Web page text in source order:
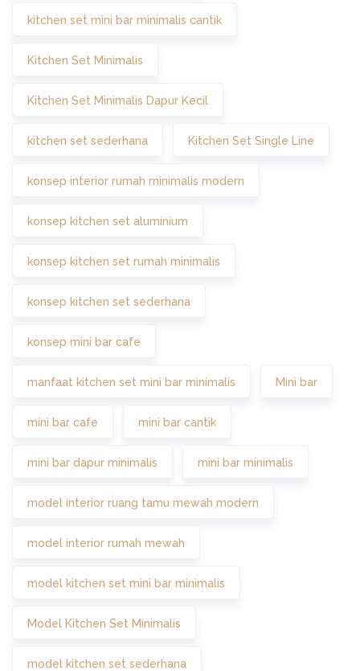
kitchen set mini bar minimalis cantik
Kitchen Set Minimalis
Kitchen Set Minimalis Dapur Kecil
kitchen set sederhana Kitchen Set Single Line
konsep interior rumah minimalis modern
konsep kitchen set aluminium
konsep kitchen set rumah minimalis
konsep kitchen set sederhana
konsep mini bar cafe
manfaat kitchen set mini bar minimalis Mini bar
mini bar cafe mini bar cantik
mini bar dapur minimalis mini bar minimalis
model interior ruang tamu mewah modern
model interior rumah mewah
model kitchen set mini bar minimalis
Model Kitchen Set Minimalis
model kitchen set sederhana